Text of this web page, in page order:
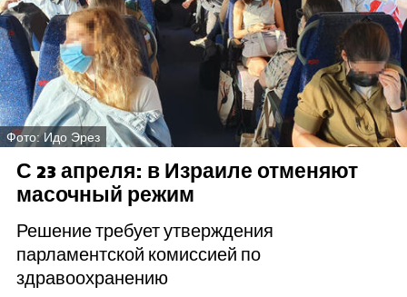
Фото: Идо Эрез
С 23 апреля: в Израиле отменяют
масочный режим
Решение требует утверждения
парламентской комиссией по
здравоохранению